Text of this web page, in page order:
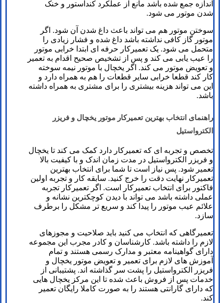
اندازه جمع شده باشد مانع از عملکرد کنداستور و خنک
شدن موتور می شود.
سوختن موتور هم می تواند باعث داغ شدن آن شود. اگر
موتور گاز کافی نداشته باشد داغ شده و فشار زیادی را
متحمل می شود. یک تعمیرکار حرفه ای ابتدا خرابی موتور
را عیب یابی می کند و پس از تشخیص صحیح اقدام به تعمیر
و تعویض موتور می کند. اگر یخچال با موتور نیمه سوخته
کار کند قطعا خرابی سایر قطعات را هم به همراه دارد و
این می تواند هزینه بیشتری را برای مشتری به همراه داشته
باشد.
راهنمای انتخاب بهترین تعمیرکار موتور یخچال و فریزر
الکترواستیل
تخصص و تجربه ای که تعمیرکار دارد کمک می کند تا یخچال
و فریزر الکترواستیل در مدت زمان اندک و با کیفیت بالا
تعمیر شود. پس نیاز است تا شما برای انتخاب بهترین
تعمیرکار نهایت دقت را خرج کنید. سابقه کار و تجربه اولین
فاکتور برای انتخاب تعمیرکار است. اگر تعمیرکار تجربه
عملی داشته باشد می تواند با دیدن کوچکترین نشانه و
علائم عیب موتور را پیدا کند و سریع تر مشکل را برطرف
سازد.
تعمیرگاهی که انتخاب می کنید باید صلاحیت و مجوزهای
لازم را داشته باشد‌. کارشناسان و کادر مجرب این مجموعه
دارای گواهینامه معتبر و مدارک رسمی هستند و تمام
آموزش های لازم برای تعمیر و تعویض موتور یخچال و
فریزر الکترواستیل را پشت سر گذاشته اند. پشتیبانی از
خدمات پس از فروش باعث شده تا این مرکز یخچال هایی
که دارای گارانتی هستند را به صورت کاملا رایگان تعمیر
کند‌.